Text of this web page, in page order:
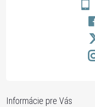
Informácie pre Vás